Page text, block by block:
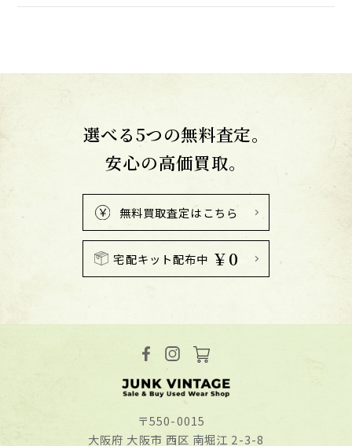
選べる5つの無料査定。
安心の高価買取。
無料買取査定はこちら
宅配キット配布中 ￥0
〒550-0015
⼤阪府 ⼤阪市 ⻄区 南堀江 2-3-8